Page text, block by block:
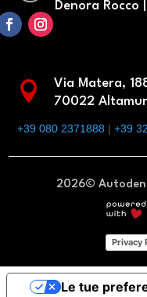
Denora Rocco

Via Matera,
70022
+39 080 2371888 |+39
2026©
Privacy
Le tue